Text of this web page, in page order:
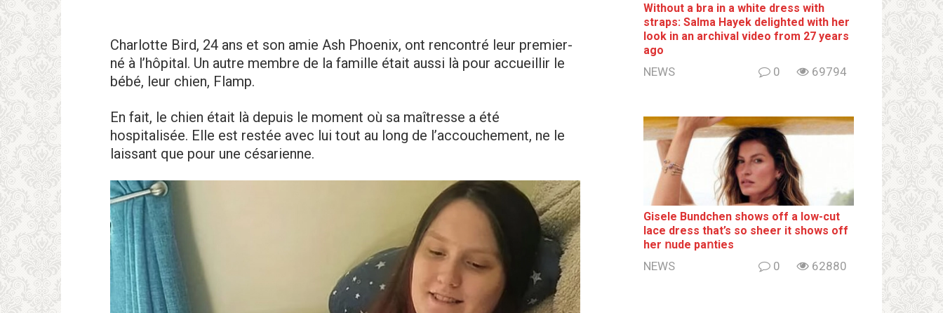
Charlotte Bird, 24 ans et son amie Ash Phoenix, ont rencontré leur premier-
né à l’hôpital. Un autre membre de la famille était aussi là pour accueillir le
bébé, leur chien, Flamp.
En fait, le chien était là depuis le moment où sa maîtresse a été
hospitalisée. Elle est restée avec lui tout au long de l’accouchement, ne le
laissant que pour une césarienne.
Without a brа in a white dress with
strаps: Salma Hayek delighted with her
look in an archival video from 27 years
ago
NEWS 0 69794
Gisele Bundchen shows off a low-cut
lace dress that’s so sheer it shows off
her ոude paոties
NEWS 0 62880